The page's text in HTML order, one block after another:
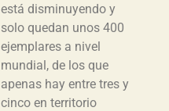
está disminuyendo y
solo quedan unos 400
ejemplares a nivel
mundial, de los que
apenas hay entre tres y
cinco en territorio